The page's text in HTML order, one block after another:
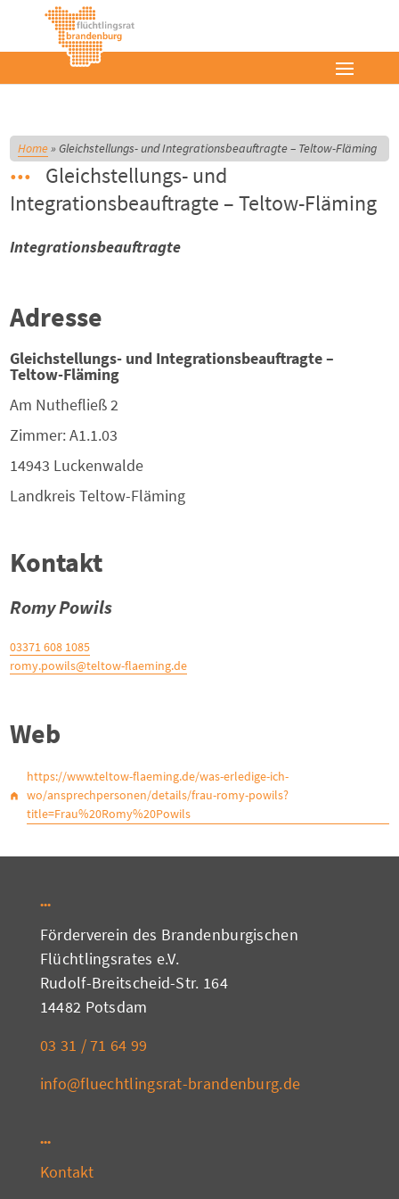
Home»Gleichstellungs- und Integrationsbeauftragte – Teltow-Fläming
Gleichstellungs- und
Integrationsbeauftragte – Teltow-Fläming
Integrationsbeauftragte
Adresse
Gleichstellungs- und Integrationsbeauftragte –
Teltow-Fläming
Am Nuthefließ 2
Zimmer: A1.1.03
14943 Luckenwalde
LandkreisTeltow-Fläming
Kontakt
Romy Powils
03371 608 1085
romy.powils@teltow-flaeming.de
Web
https://www.teltow-flaeming.de/was-erledige-ich-
wo/ansprechpersonen/details/frau-romy-powils?
title=Frau%20Romy%20Powils
Förderverein des Brandenburgischen
Flüchtlingsrates e.V.
Rudolf-Breitscheid-Str. 164
14482 Potsdam
03 31 / 71 64 99
info@fluechtlingsrat-brandenburg.de
Kontakt